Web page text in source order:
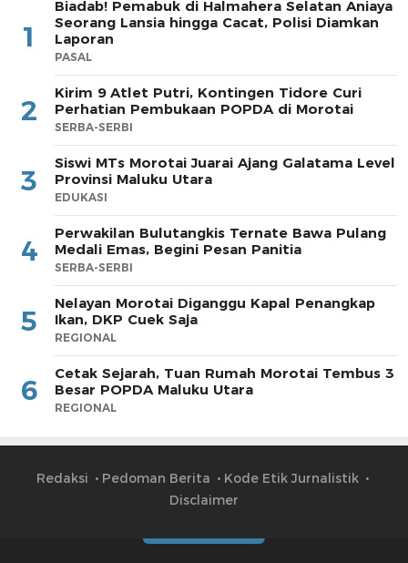
1
Biadab! Pemabuk di Halmahera Selatan Aniaya
Seorang Lansia hingga Cacat, Polisi Diamkan
Laporan
PASAL
2
Kirim 9 Atlet Putri, Kontingen Tidore Curi
Perhatian Pembukaan POPDA di Morotai
SERBA-SERBI
3
Siswi MTs Morotai Juarai Ajang Galatama Level
Provinsi Maluku Utara
EDUKASI
4
Perwakilan Bulutangkis Ternate Bawa Pulang
Medali Emas, Begini Pesan Panitia
SERBA-SERBI
5
Nelayan Morotai Diganggu Kapal Penangkap
Ikan, DKP Cuek Saja
REGIONAL
6
Cetak Sejarah, Tuan Rumah Morotai Tembus 3
Besar POPDA Maluku Utara
REGIONAL
Redaksi Pedoman Berita
Kode Etik Jurnalistik
Disclaimer